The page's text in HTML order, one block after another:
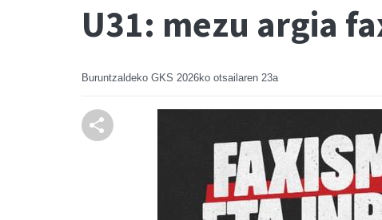
U31: mezu argia
Buruntzaldeko GKS 2026ko otsailaren 23a